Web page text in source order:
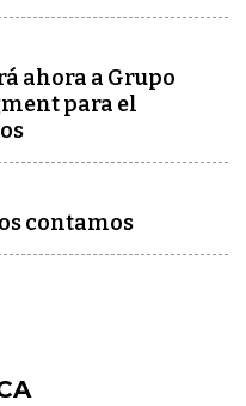
ahora a Grupo
para el
contamos